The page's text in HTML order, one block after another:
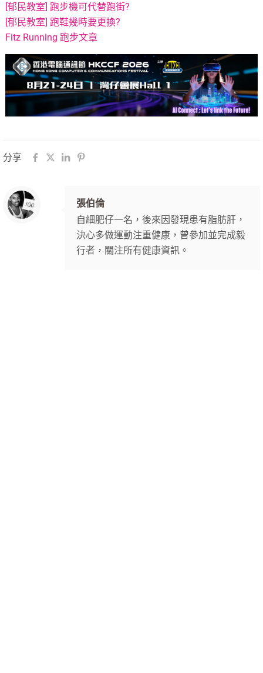
[郁民教室] 跑步機可代替跑街?
[郁民教室] 跑鞋幾時要更換?
Fitz Running 跑步文章
分享
張伯倫
自細肥仔一名，後來因發現患有脂肪肝，
決心多做運動注重健康，曾參加並完成毅
行者，關注所有健康資訊。